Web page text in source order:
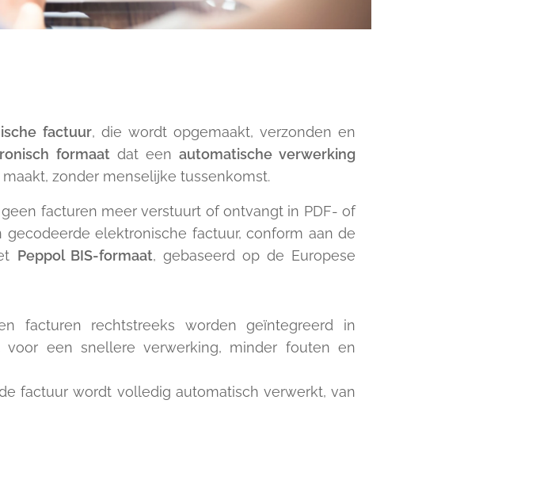
factuur, die wordt opgemaakt, verzonden en
formaatdat een automatische verwerking
zonder menselijke tussenkomst.
facturen meer verstuurt of ontvangt in PDF- of
elektronische factuur, conform aan de
Peppol BIS-formaat, gebaseerd op de Europese
facturen rechtstreeks worden geïntegreerd in
een snellere verwerking, minder fouten en
factuur wordt volledig automatisch verwerkt, van